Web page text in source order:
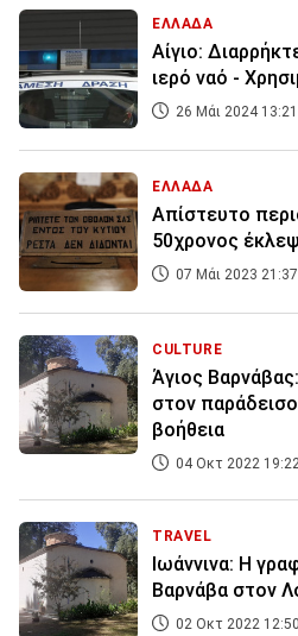
ΕΛΛΑΔΑ
Αίγιο:
ιερό ναό -
26 Μάι 2024 13:21
ΕΛΛΑΔΑ
Απίστευτο
50χρονος
07 Μάι 2023 21:37
CULTURE
Άγιος
στον
βοήθεια
04 Οκτ 2022
TRAVEL
Ιωάννινα: Η
Βαρνάβα στον
02 Οκτ 2022 12:50